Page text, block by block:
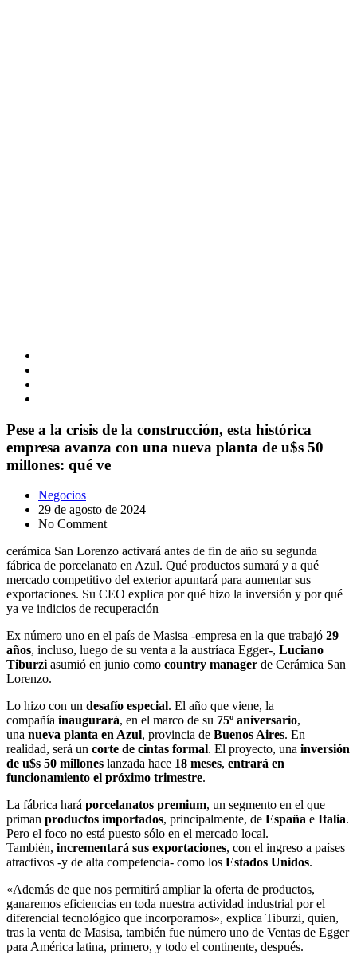
Pese a la crisis de la construcción, esta histórica
empresa avanza con una nueva planta de u$s 50
millones: qué ve
Negocios
29 de agosto de 2024
No Comment
cerámica San Lorenzo activará antes de fin de año su segunda
fábrica de porcelanato en Azul. Qué productos sumará y a qué
mercado competitivo del exterior apuntará para aumentar sus
exportaciones. Su CEO explica por qué hizo la inversión y por qué
ya ve indicios de recuperación
Ex número uno en el país de Masisa -empresa en la que trabajó 29
años, incluso, luego de su venta a la austríaca Egger-, Luciano
Tiburziasumió en junio como country manager de Cerámica San
Lorenzo.
Lo hizo con un desafío especial. El año que viene, la
compañía inaugurará, en el marco de su 75º aniversario,
una nueva planta en Azul, provincia de Buenos Aires. En
realidad, será un corte de cintas formal. El proyecto, una inversión
de u$s 50 millones lanzada hace 18 meses, entrará en
funcionamiento el próximo trimestre.
La fábrica hará porcelanatos premium, un segmento en el que
priman productos importados, principalmente, de España e Italia.
Pero el foco no está puesto sólo en el mercado local.
También, incrementará sus exportaciones, con el ingreso a países
atractivos -y de alta competencia- como los Estados Unidos.
«Además de que nos permitirá ampliar la oferta de productos,
ganaremos eficiencias en toda nuestra actividad industrial por el
diferencial tecnológico que incorporamos», explica Tiburzi, quien,
tras la venta de Masisa, también fue número uno de Ventas de Egger
para América latina, primero, y todo el continente, después.